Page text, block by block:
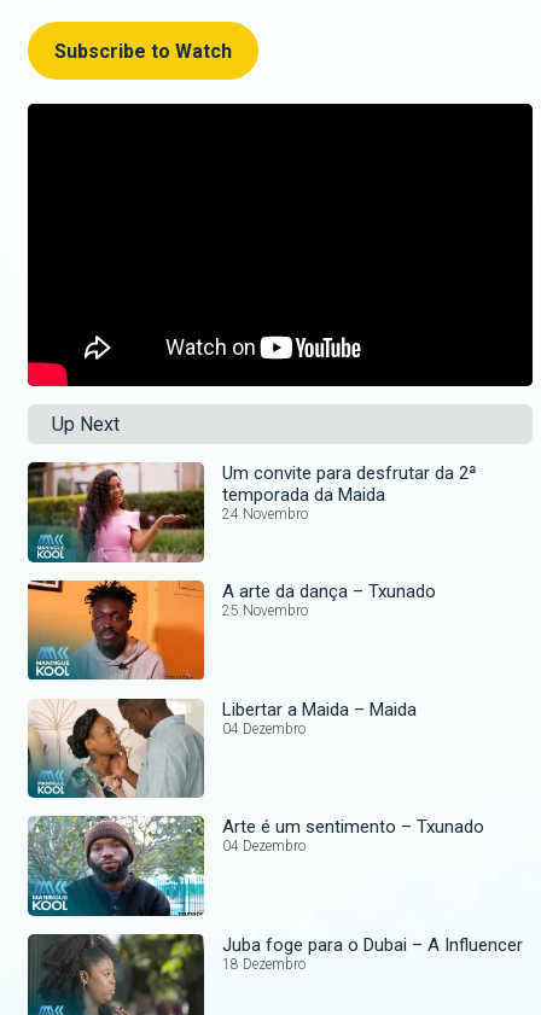
Subscribe to Watch
Up Next
Um convite para desfrutar da 2ª
temporada da Maida
24 Novembro
A arte da dança – Txunado
25 Novembro
Libertar a Maida – Maida
04 Dezembro
Arte é um sentimento – Txunado
04 Dezembro
Juba foge para o Dubai – A Influencer
18 Dezembro